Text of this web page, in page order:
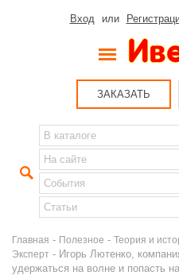
Вход или
ЗАКАЗАТЬ
Главная - Полезное - Теория и
Эксперт - Игорь Лютенко,
удержаться на волне и попасть